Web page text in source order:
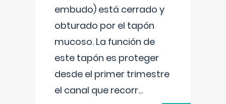
embudo) está cerrado y
obturado por el tapón
mucoso. La función de
este tapón es proteger
desde el primer trimestre
el canal que recorr...